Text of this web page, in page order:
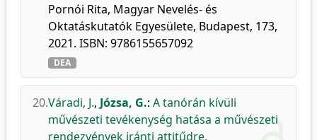
Pornói Rita, Magyar Nevelés- és
Oktatáskutatók Egyesülete, Budapest, 173,
2021. ISBN: 9786155657092
DEA
20.Váradi, J., Józsa, G.: A tanórán kívüli
művészeti tevékenység hatása a művészeti
rendezvények iránti attitűdre.